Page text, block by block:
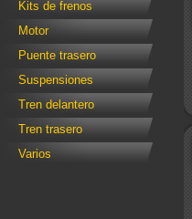
Kits de frenos
Motor
Puente trasero
Suspensiones
Tren delantero
Tren trasero
Varios